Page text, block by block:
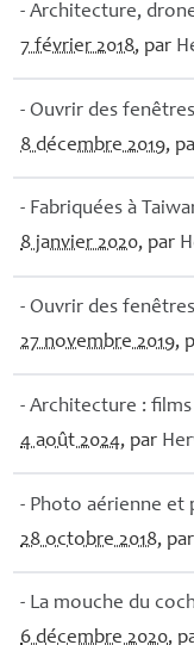
- Architecture,
7 février 2018, par
- Ouvrir des
8 décembre 2019,
- Fabriquées à
8 janvier 2020, par
- Ouvrir des
27 novembre 2019,
- Architecture :
4 août 2024, par
- Photo aérienne
28 octobre 2018, par
- La mouche du
6 décembre 2020,